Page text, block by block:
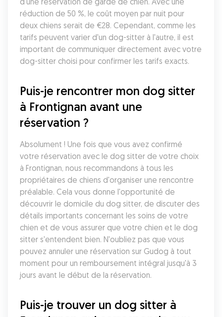
réduction de 50 %, le coût moyen par nuit pour
deux chiens serait de €28. Cependant, comme les
tarifs peuvent varier d'un dog-sitter à l'autre, il est
important de communiquer directement avec votre
dog-sitter choisi pour confirmer les tarifs exacts.
Puis-je rencontrer mon dog sitter
à Frontignan avant une
réservation ?
Absolument ! Une fois que vous avez confirmé
votre réservation avec le dog sitter de votre choix
à Frontignan, nous recommandons à tous les
propriétaires de chiens d'organiser une rencontre
préalable. Cela vous donne l'opportunité de
découvrir le domicile du dog sitter, de discuter des
détails importants concernant les soins de votre
chien et de vous assurer que votre chien et le dog
sitter s'entendent bien. N'oubliez pas que vous
pouvez annuler une réservation sur Gudog à tout
moment pour un remboursement intégral jusqu'à 3
jours avant le début de la réservation.
Puis-je trouver un dog sitter à